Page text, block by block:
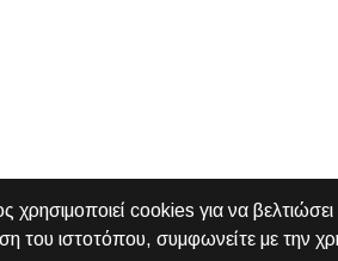
χρησιμοποιεί cookies για να βελτιώσει
του ιστοτόπου, συμφωνείτε με την